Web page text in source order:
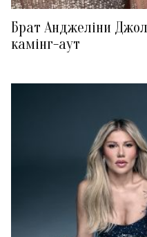
Брат Анджеліни
камінг-аут